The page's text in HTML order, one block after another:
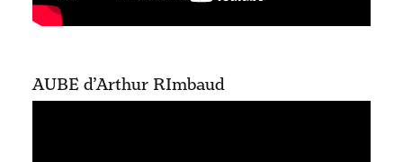
AUBE d’Arthur RImbaud